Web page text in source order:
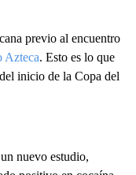
previo al encuentro
Azteca. Esto es lo que
inicio de la Copa del
nuevo estudio,